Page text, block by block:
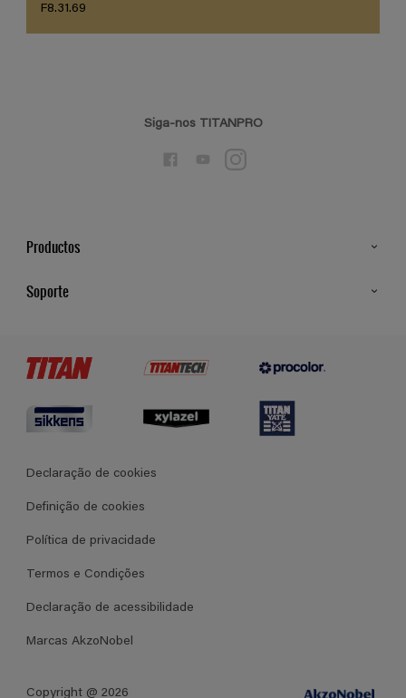
F8.31.69
Siga-nos TITANPRO
Productos
Soporte
Termos e Condições Gerais de Venda
Declaração de cookies
Definição de cookies
Política de privacidade
Termos e Condições
Declaração de acessibilidade
Marcas AkzoNobel
Copyright @ 2026